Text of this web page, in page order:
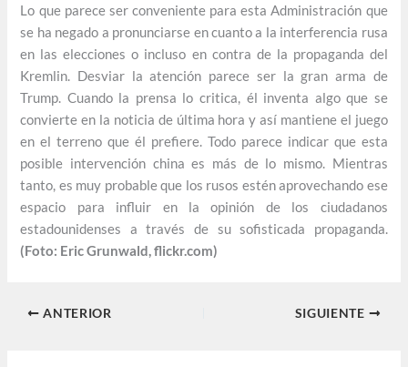
Lo que parece ser conveniente para esta Administración que
se ha negado a pronunciarse en cuanto a la interferencia rusa
en las elecciones o incluso en contra de la propaganda del
Kremlin. Desviar la atención parece ser la gran arma de
Trump. Cuando la prensa lo critica, él inventa algo que se
convierte en la noticia de última hora y así mantiene el juego
en el terreno que él prefiere. Todo parece indicar que esta
posible intervención china es más de lo mismo. Mientras
tanto, es muy probable que los rusos estén aprovechando ese
espacio para influir en la opinión de los ciudadanos
estadounidenses a través de su sofisticada propaganda.
(Foto: Eric Grunwald, flickr.com)
ANTERIOR SIGUIENTE